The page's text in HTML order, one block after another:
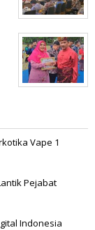
Vape 1
Pejabat
Indonesia